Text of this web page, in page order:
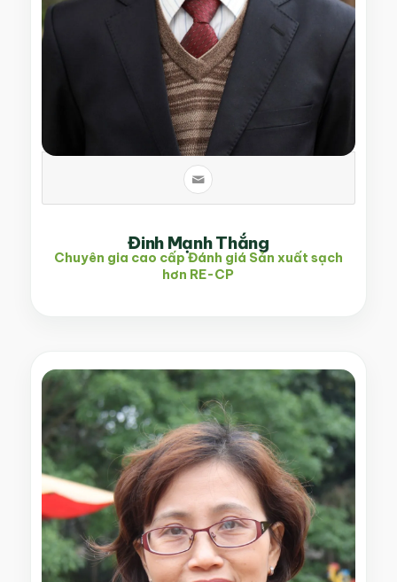
Đinh Mạnh Thắng
Chuyên gia cao cấp Đánh giá Sản xuất sạch
hơn RE-CP